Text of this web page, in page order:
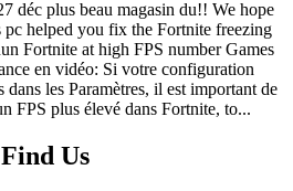
Find Us